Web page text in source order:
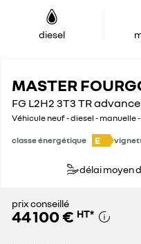
diesel
MASTER
FG L2H2 3T3 TR
Véhicule neuf - diesel - manuelle
classe énergétique E
délai moyen
prix conseillé
44 100 € HT*